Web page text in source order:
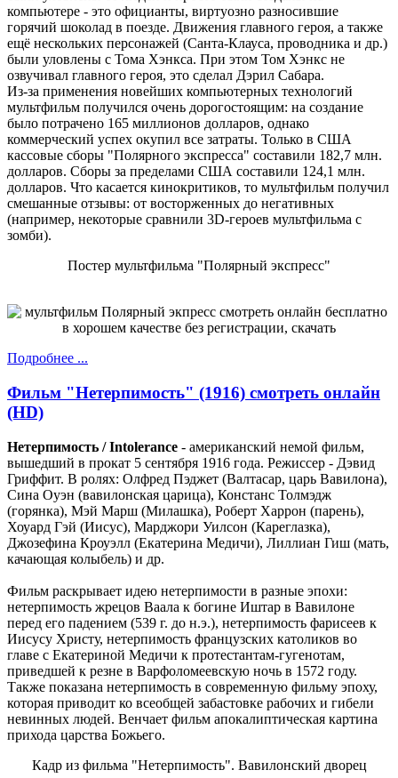
компьютере - это официанты, виртуозно разносившие
горячий шоколад в поезде. Движения главного героя, а также
ещё нескольких персонажей (Санта-Клауса, проводника и др.)
были уловлены с Тома Хэнкса. При этом Том Хэнкс не
озвучивал главного героя, это сделал Дэрил Сабара.
Из-за применения новейших компьютерных технологий
мультфильм получился очень дорогостоящим: на создание
было потрачено 165 миллионов долларов, однако
коммерческий успех окупил все затраты. Только в США
кассовые сборы "Полярного экспресса" составили 182,7 млн.
долларов. Сборы за пределами США составили 124,1 млн.
долларов. Что касается кинокритиков, то мультфильм получил
смешанные отзывы: от восторженных до негативных
(например, некоторые сравнили 3D-героев мультфильма с
зомби).
Постер мультфильма "Полярный экспресс"
Подробнее ...
Фильм "Нетерпимость" (1916) смотреть онлайн
(HD)
Нетерпимость / Intolerance - американский немой фильм,
вышедший в прокат 5 сентября 1916 года. Режиссер - Дэвид
Гриффит. В ролях: Олфред Пэджет (Валтасар, царь Вавилона),
Сина Оуэн (вавилонская царица), Констанс Толмэдж
(горянка), Мэй Марш (Милашка), Роберт Харрон (парень),
Хоуард Гэй (Иисус), Марджори Уилсон (Кареглазка),
Джозефина Кроуэлл (Екатерина Медичи), Лиллиан Гиш (мать,
качающая колыбель) и др.
Фильм раскрывает идею нетерпимости в разные эпохи:
нетерпимость жрецов Ваала к богине Иштар в Вавилоне
перед его падением (539 г. до н.э.), нетерпимость фарисеев к
Иисусу Христу, нетерпимость французских католиков во
главе с Екатериной Медичи к протестантам-гугенотам,
приведшей к резне в Варфоломеевскую ночь в 1572 году.
Также показана нетерпимость в современную фильму эпоху,
которая приводит ко всеобщей забастовке рабочих и гибели
невинных людей. Венчает фильм апокалиптическая картина
прихода царства Божьего.
Кадр из фильма "Нетерпимость". Вавилонский дворец